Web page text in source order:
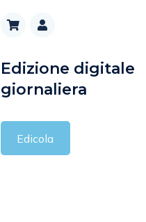
Edizione digitale
giornaliera
Edicola